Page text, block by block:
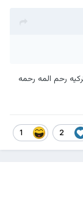
رحم المه رحمه
2